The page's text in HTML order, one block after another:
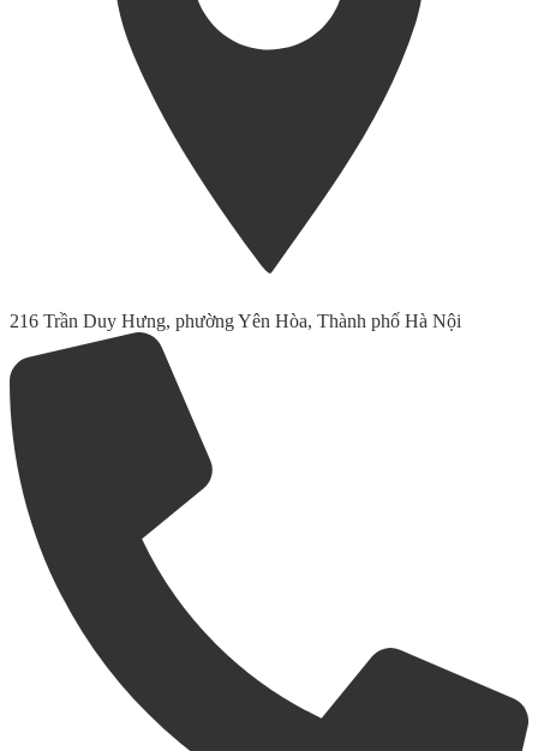
216 Trần Duy Hưng, phường Yên Hòa, Thành phố Hà Nội